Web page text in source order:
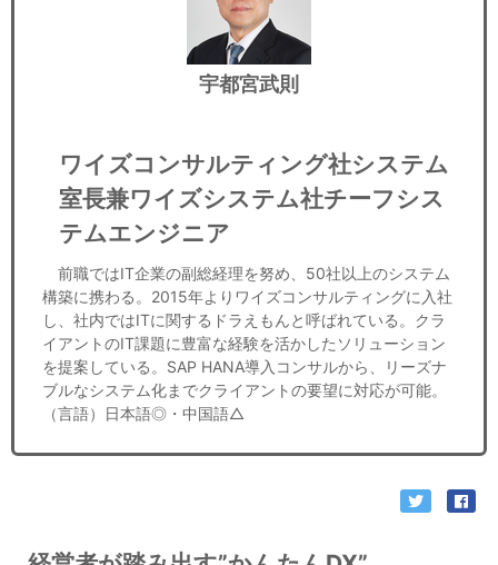
宇都宮武則
ワイズコンサルティング社システム
室長兼ワイズシステム社チーフシス
テムエンジニア
前職ではIT企業の副総経理を努め、50社以上のシステム
構築に携わる。2015年よりワイズコンサルティングに入社
し、社内ではITに関するドラえもんと呼ばれている。クラ
イアントのIT課題に豊富な経験を活かしたソリューション
を提案している。SAP HANA導入コンサルから、リーズナ
ブルなシステム化までクライアントの要望に対応が可能。
（言語）日本語◎・中国語△